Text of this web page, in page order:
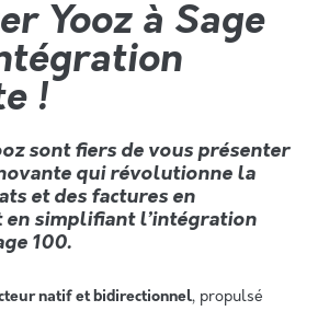
Yooz à Sage
!
sont fiers de vous présenter
quirévolutionne la
et des factures en
en simplifiant l’intégration
100.
natif et bidirectionnel, propulsé